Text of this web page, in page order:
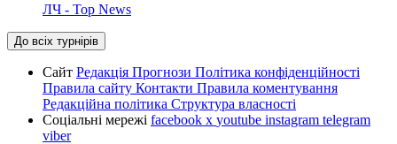
ЛЧ - Top News
До всіх турнірів
Сайт Редакція Прогнози Політика конфіденційності
Правила сайту Контакти Правила коментування
Редакційна політика Структура власності
Соціальні мережі facebook x youtube instagram telegram
viber